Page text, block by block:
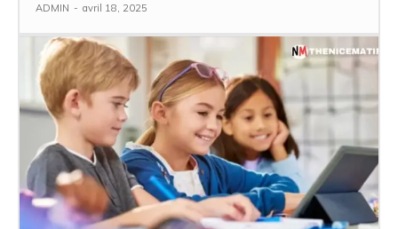
ADMIN - avril 18, 2025